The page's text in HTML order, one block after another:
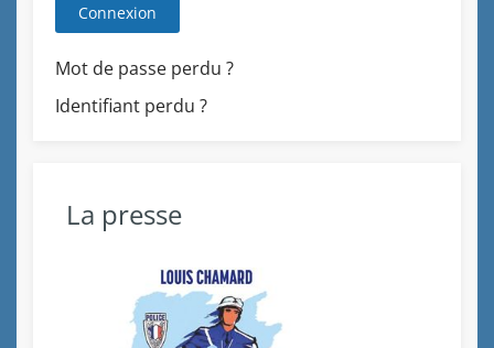
Connexion
Mot de passe perdu ?
Identifiant perdu ?
La presse